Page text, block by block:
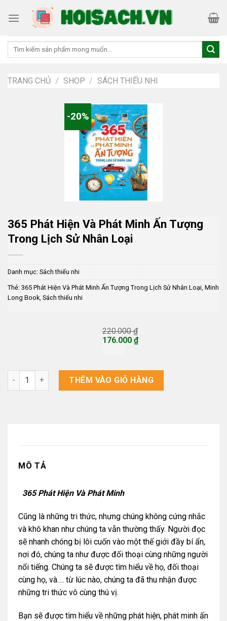
Tìm
TRANG CHỦ / SHOP / SÁCH THIẾU NHI
-20%
365 Phát Hiện Và Phát Minh Ấn Tượng
Trong Lịch Sử Nhân Loại
Danh mục: Sách thiếu nhi
Thẻ: 365 Phát Hiện Và Phát Minh Ấn Tượng Trong Lịch Sử Nhân Loại, Minh
Long Book, Sách thiếu nhi
220.000₫
Giá
176.000 ₫
là:
176.000 ₫.
365 Phát Hiện Và Phát Minh Ấn Tượng Trong Lịch Sử Nhân
THÊM VÀO GIỎ HÀNG
MÔ TẢ
365 Phát Hiện Và Phát Minh
Cũng là những tri thức, nhưng chúng không cứng nhắc
và khô khan như chúng ta vẫn thường thấy. Người đọc
sẽ nhanh chóng bị lôi cuốn vào một thế giới đầy bí ẩn,
nơi đó, chúng ta như được đối thoại cùng những người
nổi tiếng. Chúng ta sẽ được tìm hiểu về họ, đối thoại
cùng họ, và…. từ lúc nào, chúng ta đã thu nhận được
những tri thức vô cùng thú vị.
Bạn sẽ được tìm hiểu về những phát hiện, phát minh ấn